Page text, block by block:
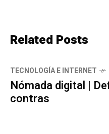
Related Posts
TECNOLOGÍA E INTERNET
Nómada digital |
contras